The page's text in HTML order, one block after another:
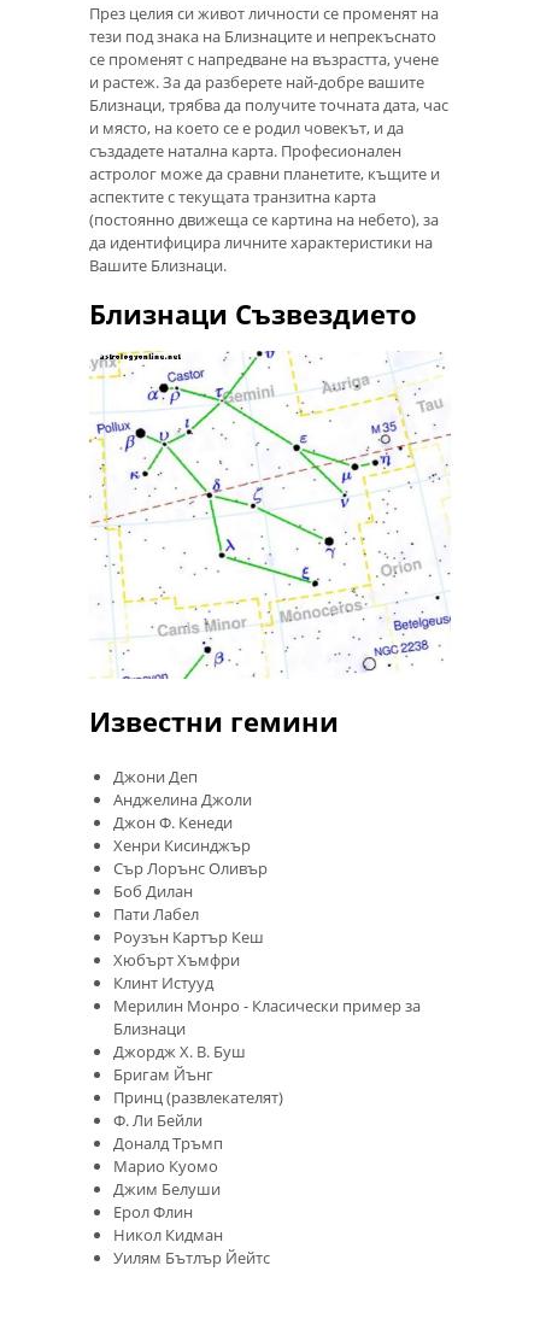
През целия си живот личности се променят на
тези под знака на Близнаците и непрекъснато
се променят с напредване на възрастта, учене
и растеж. За да разберете най-добре вашите
Близнаци, трябва да получите точната дата, час
и място, на което се е родил човекът, и да
създадете натална карта. Професионален
астролог може да сравни планетите, къщите и
аспектите с текущата транзитна карта
(постоянно движеща се картина на небето), за
да идентифицира личните характеристики на
Вашите Близнаци.
Близнаци Съзвездието
Известни гемини
Джони Деп
Анджелина Джоли
Джон Ф. Кенеди
Хенри Кисинджър
Сър Лорънс Оливър
Боб Дилан
Пати Лабел
Роузън Картър Кеш
Хюбърт Хъмфри
Клинт Истууд
Мерилин Монро - Класически пример за
Близнаци
Джордж Х. В. Буш
Бригам Йънг
Принц (развлекателят)
Ф. Ли Бейли
Доналд Тръмп
Марио Куомо
Джим Белуши
Ерол Флин
Никол Кидман
Уилям Бътлър Йейтс